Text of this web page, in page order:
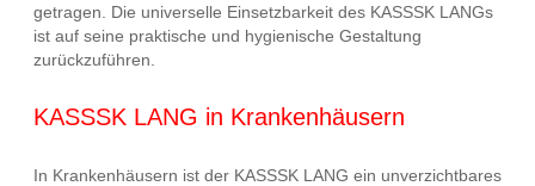
getragen. Die universelle Einsetzbarkeit des KASSSK LANGs
ist auf seine praktische und hygienische Gestaltung
zurückzuführen.
KASSSK LANG in Krankenhäusern
In Krankenhäusern ist der KASSSK LANG ein unverzichtbares